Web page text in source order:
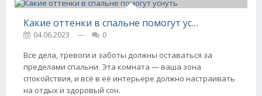
Какие оттенки в спальне помогут уснуть
04.06.2023 ---
0
Все дела, тревоги и заботы должны оставаться за
пределами спальни. Эта комната — ваша зона
спокойствия, и всё в её интерьере должно настраивать
на отдых и здоровый сон.